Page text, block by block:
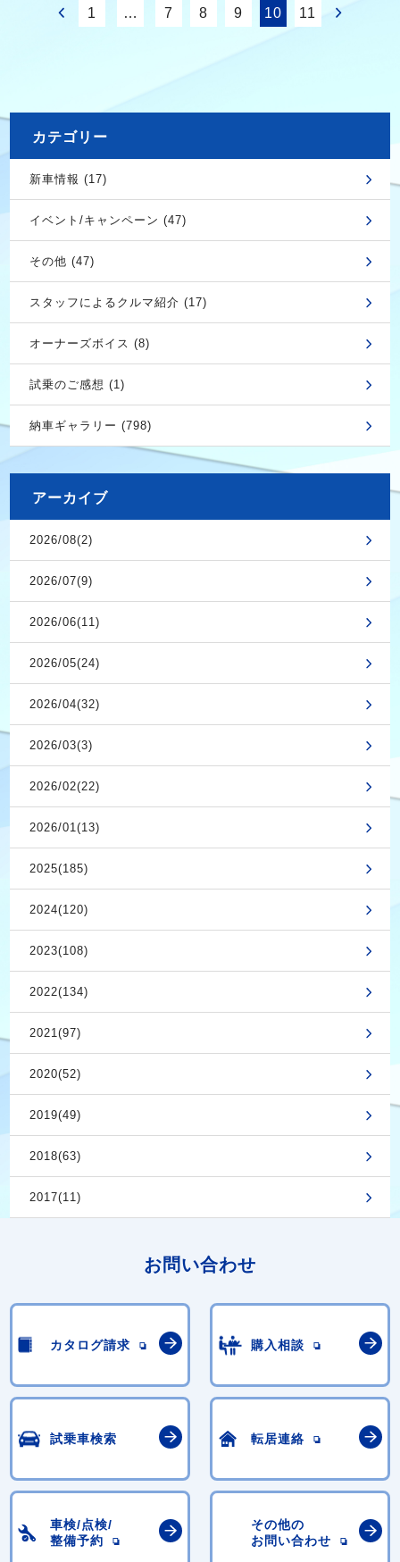
1 … 7 8 9 10 11
カテゴリー
新車情報 (17)
イベント/キャンペーン (47)
その他 (47)
スタッフによるクルマ紹介 (17)
オーナーズボイス (8)
試乗のご感想 (1)
納車ギャラリー (798)
アーカイブ
2026/08(2)
2026/07(9)
2026/06(11)
2026/05(24)
2026/04(32)
2026/03(3)
2026/02(22)
2026/01(13)
2025(185)
2024(120)
2023(108)
2022(134)
2021(97)
2020(52)
2019(49)
2018(63)
2017(11)
お問い合わせ
カタログ請求 購入相談
試乗車検索 転居連絡
車検/点検/
整備予約
その他の
お問い合わせ